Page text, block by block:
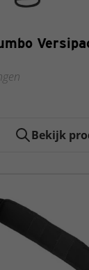
Bekijk